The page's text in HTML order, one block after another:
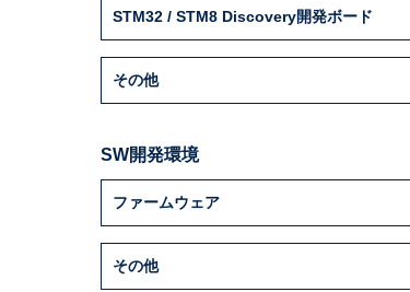
STM32 / STM8 Discovery開発ボード
その他
SW開発環境
ファームウェア
その他